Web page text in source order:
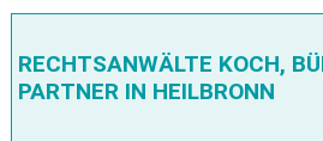
RECHTSANWÄLTE KOCH,
PARTNER IN HEILBRONN